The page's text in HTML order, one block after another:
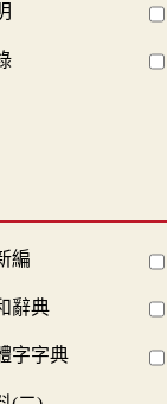
編
辭典
字字典